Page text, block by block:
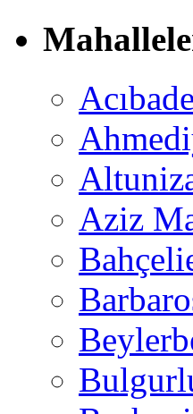
Aziz